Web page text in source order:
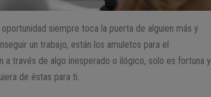
siempre toca la puerta de alguien más y
un trabajo, están los amuletos para el
través de algo inesperado o ilógico, solo es fortuna y
de éstas para ti.